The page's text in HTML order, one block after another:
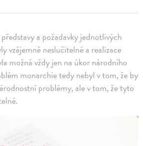
a požadavky jednotlivých
vzájemně neslučitelné a realizace
možná vždy jen na úkor národního
monarchie tedy nebyl v tom, že by
problémy, ale v tom, že tyto